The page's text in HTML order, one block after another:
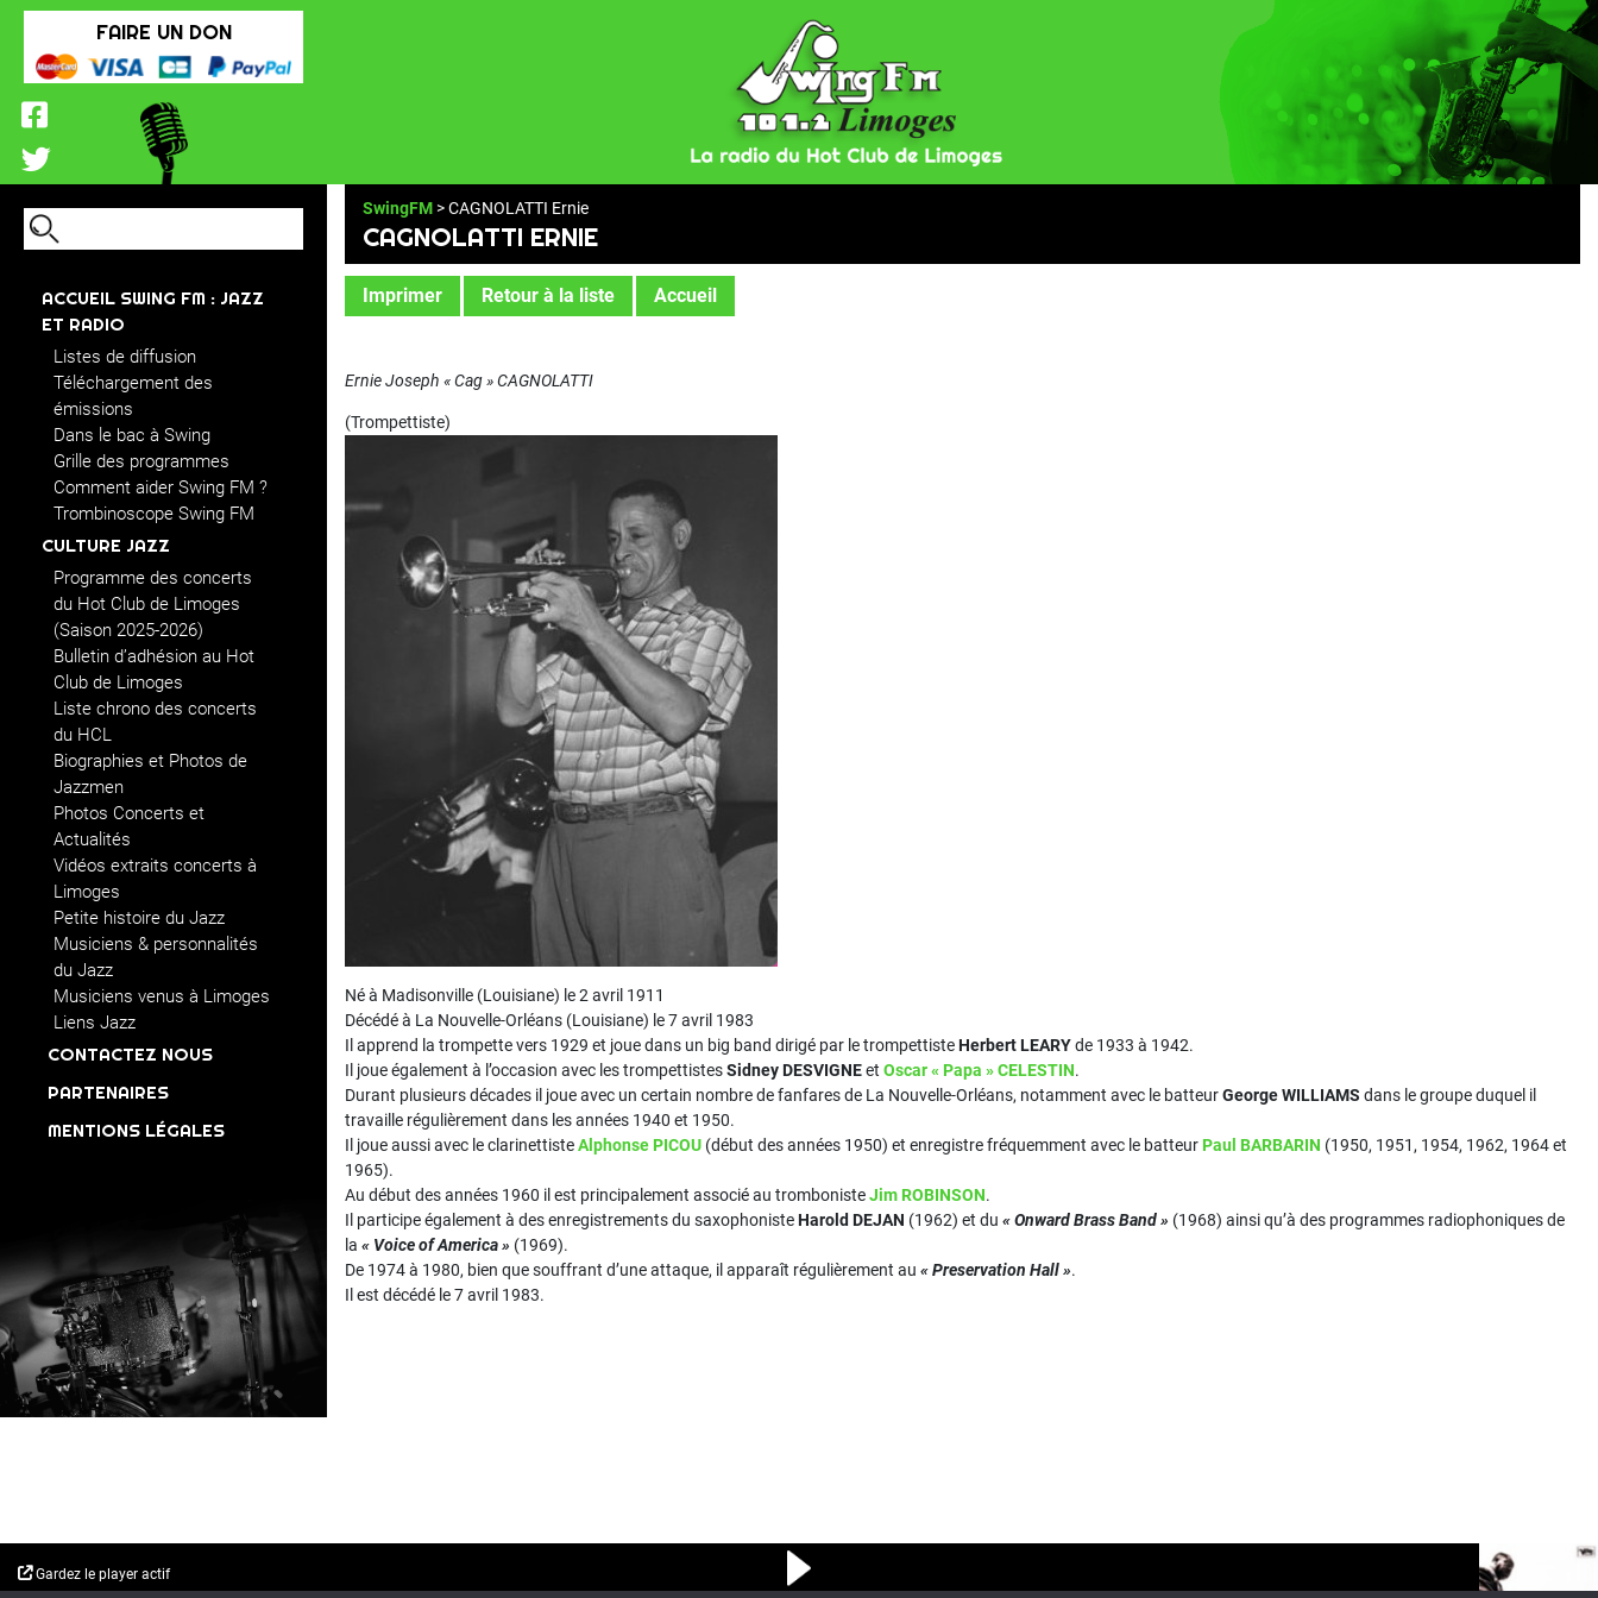
FAIRE UN DON
ACCUEIL SWING FM : JAZZ
ET RADIO
Listes de diffusion
Téléchargement des
émissions
Dans le bac à Swing
Grille des programmes
Comment aider Swing FM ?
Trombinoscope Swing FM
CULTURE JAZZ
Programme des concerts
du Hot Club de Limoges
(Saison 2025-2026)
Bulletin d’adhésion au Hot
Club de Limoges
Liste chrono des concerts
du HCL
Biographies et Photos de
Jazzmen
Photos Concerts et
Actualités
Vidéos extraits concerts à
Limoges
Petite histoire du Jazz
Musiciens & personnalités
du Jazz
Musiciens venus à Limoges
Liens Jazz
CONTACTEZ NOUS
PARTENAIRES
MENTIONS LÉGALES
SwingFM > CAGNOLATTI Ernie
CAGNOLATTI ERNIE
Imprimer Retour à la liste Accueil
Ernie Joseph « Cag » CAGNOLATTI
(Trompettiste)
Né à Madisonville (Louisiane) le 2 avril 1911
Décédé à La Nouvelle-Orléans (Louisiane) le 7 avril 1983
Il apprend la trompette vers 1929 et joue dans un big band dirigé par le trompettisteHerbert LEARYde 1933 à 1942.
Il joue également à l’occasion avec les trompettistesSidney DESVIGNEet Oscar « Papa » CELESTIN.
Durant plusieurs décades il joue avec un certain nombre de fanfares de La Nouvelle-Orléans, notamment avec le batteurGeorge WILLIAMS dans le groupe duquel il
travaille régulièrement dans les années 1940 et 1950.
Il joue aussi avec le clarinettisteAlphonse PICOU (début des années 1950) et enregistre fréquemment avec le batteur Paul BARBARIN (1950, 1951, 1954, 1962, 1964 et
1965).
Au début des années 1960 il est principalement associé au trombonisteJim ROBINSON.
Il participe également à des enregistrements du saxophonisteHarold DEJAN (1962) et du « Onward Brass Band » (1968) ainsi qu’à des programmes radiophoniques de
la « Voice of America » (1969).
De 1974 à 1980, bien que souffrant d’une attaque, il apparaît régulièrement au « Preservation Hall ».
Il est décédé le 7 avril 1983.
Gardez le player actif